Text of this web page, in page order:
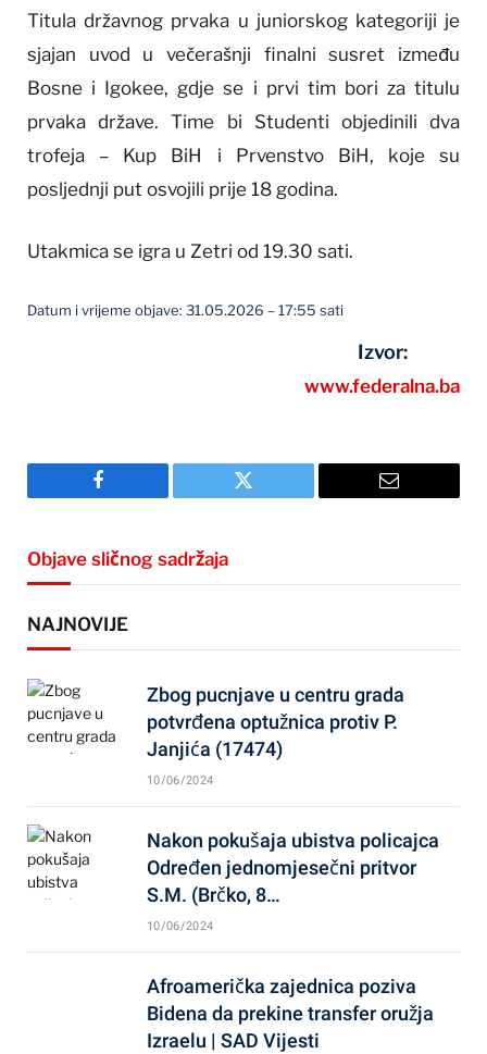
Titula državnog prvaka u juniorskog kategoriji je
sjajan uvod u večerašnji finalni susret između
Bosne i Igokee, gdje se i prvi tim bori za titulu
prvaka države. Time bi Studenti objedinili dva
trofeja – Kup BiH i Prvenstvo BiH, koje su
posljednji put osvojili prije 18 godina.
Utakmica se igra u Zetri od 19.30 sati.
Datum i vrijeme objave: 31.05.2026 – 17:55 sati
Izvor:
www.federalna.ba
Facebook Twitter Email
Objave sličnog sadržaja
NAJNOVIJE
Zbog pucnjave u centru grada
potvrđena optužnica protiv P.
Janjića (17474)
10/06/2024
Nakon pokušaja ubistva policajca
Određen jednomjesečni pritvor
S.M. (Brčko, 8…
10/06/2024
Afroamerička zajednica poziva
Bidena da prekine transfer oružja
Izraelu | SAD Vijesti